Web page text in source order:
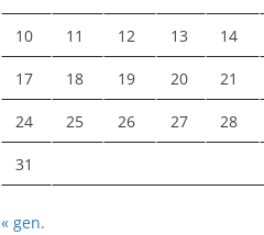
10 11 12 13 14
17 18 19 20 21
24 25 26 27 28
31
« gen.